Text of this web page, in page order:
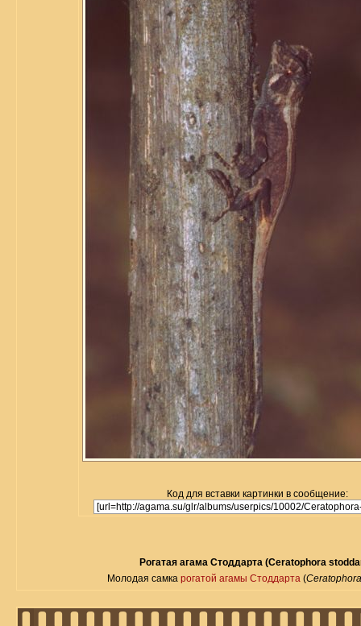
Код для вставки картинки в сообщение:
Рогатая агама Стоддарта (Ceratophora
Молодая самкарогатой агамы Стоддарта (